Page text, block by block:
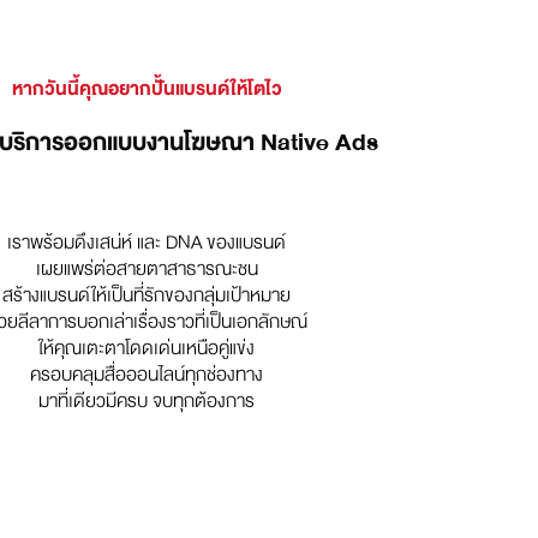
หากวันนี้คุณอยากปั้นแบรนด์ให้โตไว
ริการออกแบบงานโฆษณา Native Ads
เราพร้อมดึงเสน่ห์ และ DNA ของแบรนด์
เผยแพร่ต่อสายตาสาธารณะชน
สร้างแบรนด์ให้เป็นที่รักของกลุ่มเป้าหมาย
ยลีลาการบอกเล่าเรื่องราวที่เป็นเอกลักษณ์
ให้คุณเตะตาโดดเด่นเหนือคู่แข่ง
ครอบคลุมสื่อออนไลน์ทุกช่องทาง
มาที่เดียวมีครบ จบทุกต้องการ